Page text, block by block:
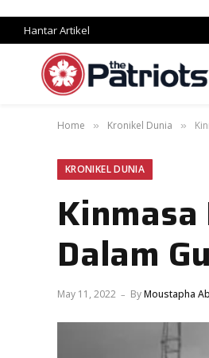
Hantar Artikel
Home » Kronikel Dunia »
KRONIKEL DUNIA
Dalam
May 11, 2022 ByMoustapha